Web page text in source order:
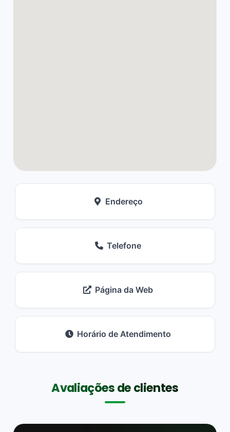
Endereço
Telefone
Página da Web
Horário de Atendimento
Avaliações de clientes